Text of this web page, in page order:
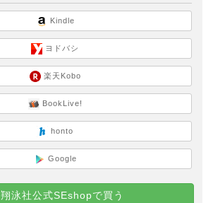
Kindle
ヨドバシ
楽天Kobo
BookLive!
honto
Google
翔泳社公式SEshopで買う